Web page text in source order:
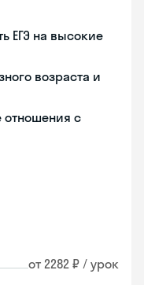
ЕГЭ на высокие
возраста и
с
от 2282 ₽ / урок